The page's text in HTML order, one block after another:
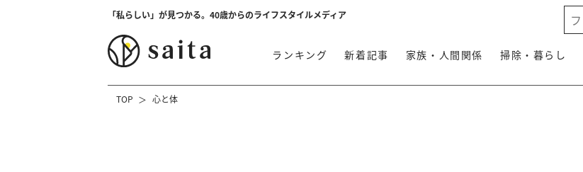
「私らしい」が見つかる。40歳からのライフスタイルメディア
ランキング 新着記事 家族・人間関係 掃除・暮らし
TOP 心と体